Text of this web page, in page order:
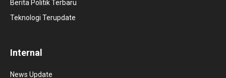
Berita Politik Terbaru
Teknologi Terupdate
Internal
News Update